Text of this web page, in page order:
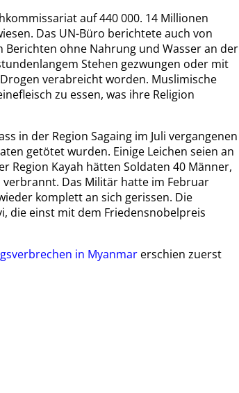
auf 440 000. 14 Millionen
Das UN-Büro berichtete auch von
Berichten ohne Nahrung und Wasser an der
Stehen gezwungen oder mit
verabreicht worden. Muslimische
zu essen, was ihre Religion
in der Region Sagaing im Juli vergangenen
getötet wurden. Einige Leichen seien an
Region Kayah hätten Soldaten 40 Männer,
Das Militär hatte im Februar
komplett an sich gerissen. Die
die einst mit dem Friedensnobelpreis
in Myanmar erschien zuerst